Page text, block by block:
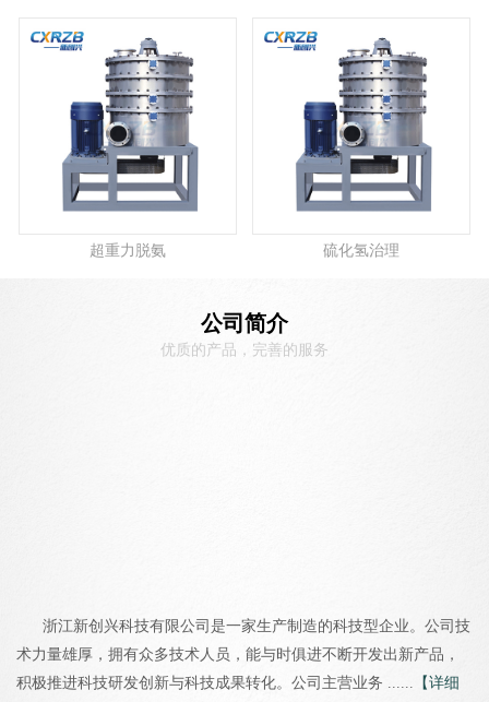
超重力脱氨 硫化氢治理
公司简介
优质的产品，完善的服务
浙江新创兴科技有限公司是一家生产制造的科技型企业。公司技
术力量雄厚，拥有众多技术人员，能与时俱进不断开发出新产品，
积极推进科技研发创新与科技成果转化。公司主营业务 ...... 【详细